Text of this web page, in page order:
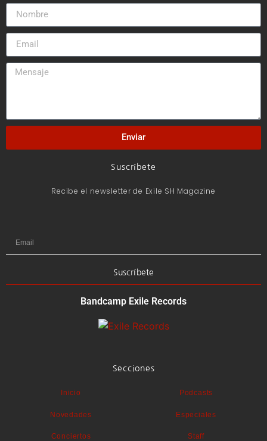
Enviar
Suscríbete
Recibe el newsletter de Exile SH Magazine
Suscríbete
Bandcamp Exile Records
Secciones
Inicio
Novedades
Conciertos
Podcasts
Especiales
Staff